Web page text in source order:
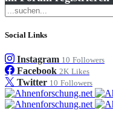
Social Links
Instagram 10 Followers
Facebook 2K Likes
Twitter 10 Followers